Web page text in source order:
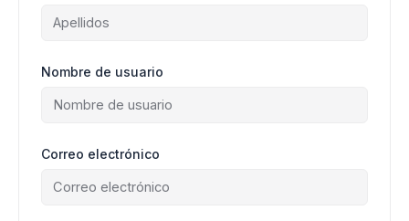
Nombre de usuario
Correo electrónico